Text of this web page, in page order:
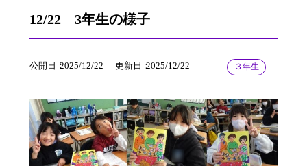
12/22 3年生の様子
公開日 2025/12/22 更新日 2025/12/22 ３年生